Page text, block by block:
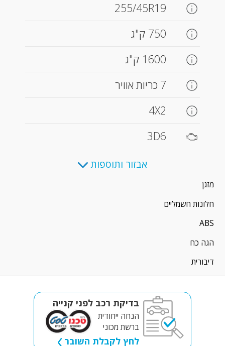
255/45R19
750 ק"ג
1600 ק"ג
7 כריות אוויר
4X2
3D6
אבזור ותוספות
מזגן
חלונות חשמליים
ABS
הגה כח
דיבורית
בדיקת רכב לפני קנייה
הנחה ייחודית
ברשת מכוני
לחץ לקבלת השובר